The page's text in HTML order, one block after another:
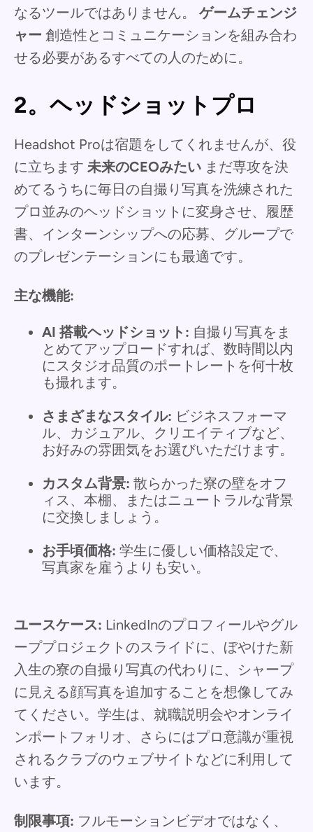
なるツールではありません。 ゲームチェンジ
ャー 創造性とコミュニケーションを組み合わ
せる必要があるすべての人のために。
2。ヘッドショットプロ
Headshot Proは宿題をしてくれませんが、役
に立ちます 未来のCEOみたい まだ専攻を決
めてるうちに毎日の自撮り写真を洗練された
プロ並みのヘッドショットに変身させ、履歴
書、インターンシップへの応募、グループで
のプレゼンテーションにも最適です。
主な機能:
AI 搭載ヘッドショット: 自撮り写真をま
とめてアップロードすれば、数時間以内
にスタジオ品質のポートレートを何十枚
も撮れます。
さまざまなスタイル: ビジネスフォーマ
ル、カジュアル、クリエイティブなど、
お好みの雰囲気をお選びいただけます。
カスタム背景: 散らかった寮の壁をオフ
ィス、本棚、またはニュートラルな背景
に交換しましょう。
お手頃価格: 学生に優しい価格設定で、
写真家を雇うよりも安い。
ユースケース: LinkedInのプロフィールやグル
ーププロジェクトのスライドに、ぼやけた新
入生の寮の自撮り写真の代わりに、シャープ
に見える顔写真を追加することを想像してみ
てください。学生は、就職説明会やオンライ
ンポートフォリオ、さらにはプロ意識が重視
されるクラブのウェブサイトなどに利用して
います。
制限事項: フルモーションビデオではなく、